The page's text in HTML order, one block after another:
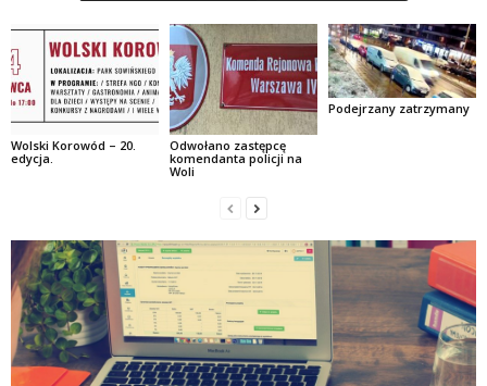
Wolski Korowód – 20.
edycja.
Odwołano zastępcę
komendanta policji na
Woli
Podejrzany zatrzymany